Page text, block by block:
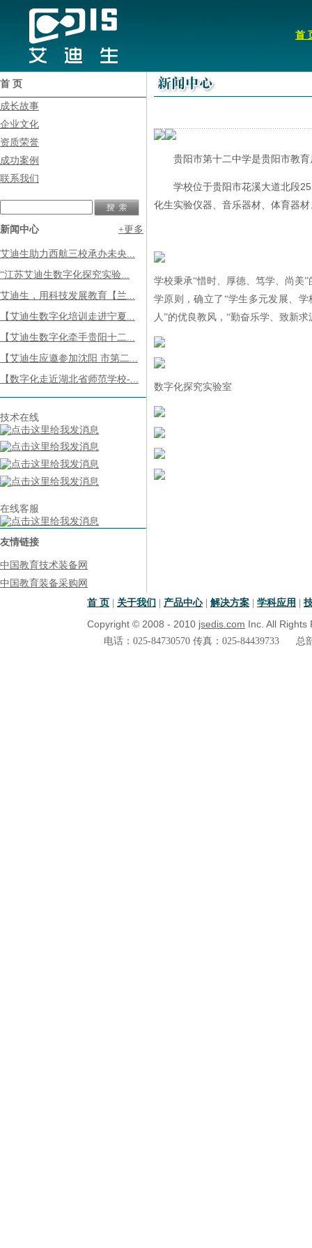
首
首 页
成长故事
企业文化
资质荣誉
成功案例
联系我们
新闻中心 +更多
艾迪生助力西航三校承办未央...
“江苏艾迪生数字化探究实验...
艾迪生，用科技发展教育【兰...
【艾迪生数字化培训走进宁夏...
【艾迪生数字化牵手贵阳十二...
【艾迪生应邀参加沈阳 市第二...
【数字化走近湖北省师范学校-...
技术在线
在线客服
友情链接
中国教育技术装备网
中国教育装备采购网
贵阳市第十二中学是贵阳市教
学校位于贵阳市花溪大道北段
化生实验仪器、音乐器材、体育器
学校秉承“惜时、厚德、笃学、尚美
学原则，确立了“学生多元发展、
人”的优良教风，“勤奋乐学、致新
数字化探究实验室
首 页 关于我们 产品中心| 解决方案 学科应用
Copyright © 2008 - 2010 jsedis.com Inc. All
电话：025-84730570 传真：025-84439733 总